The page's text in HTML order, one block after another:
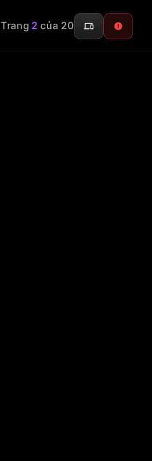
Trang 2 của 20